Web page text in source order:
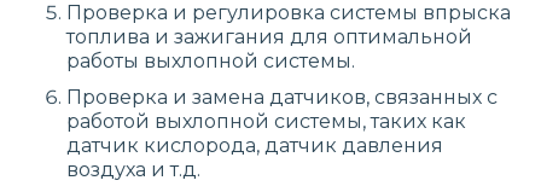
Проверка и регулировка системы впрыска
топлива и зажигания для оптимальной
работы выхлопной системы.
Проверка и замена датчиков, связанных с
работой выхлопной системы, таких как
датчик кислорода, датчик давления
воздуха и т.д.